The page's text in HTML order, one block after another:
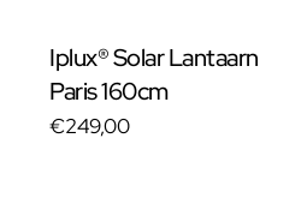
Iplux® Solar Lantaarn
Paris 160cm
€249,00